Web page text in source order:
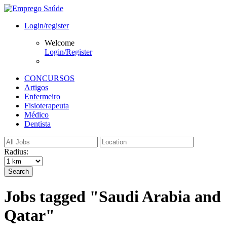
Login/register
Welcome
Login/Register
CONCURSOS
Artigos
Enfermeiro
Fisioterapeuta
Médico
Dentista
Radius:
Search
Jobs tagged "Saudi Arabia and
Qatar"